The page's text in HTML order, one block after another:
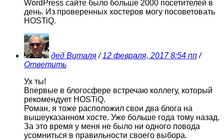
WordPress сайте было больше 2000 посетителей в
день. Из проверенных хостеров могу посоветовать
HOSTiQ.
дед Виталя / 12 февраля, 2017 8:54 пп /
Ответить
Ух ты!
Впервые в блогосфере встречаю коллегу, который
рекомендует HOSTiQ.
Роман, я тоже расположил свои два блога на
вышеуказанном хосте. Уже больше года тому назад.
За это время у меня не было ни одного повода
усомниться в правильности своего выбора.